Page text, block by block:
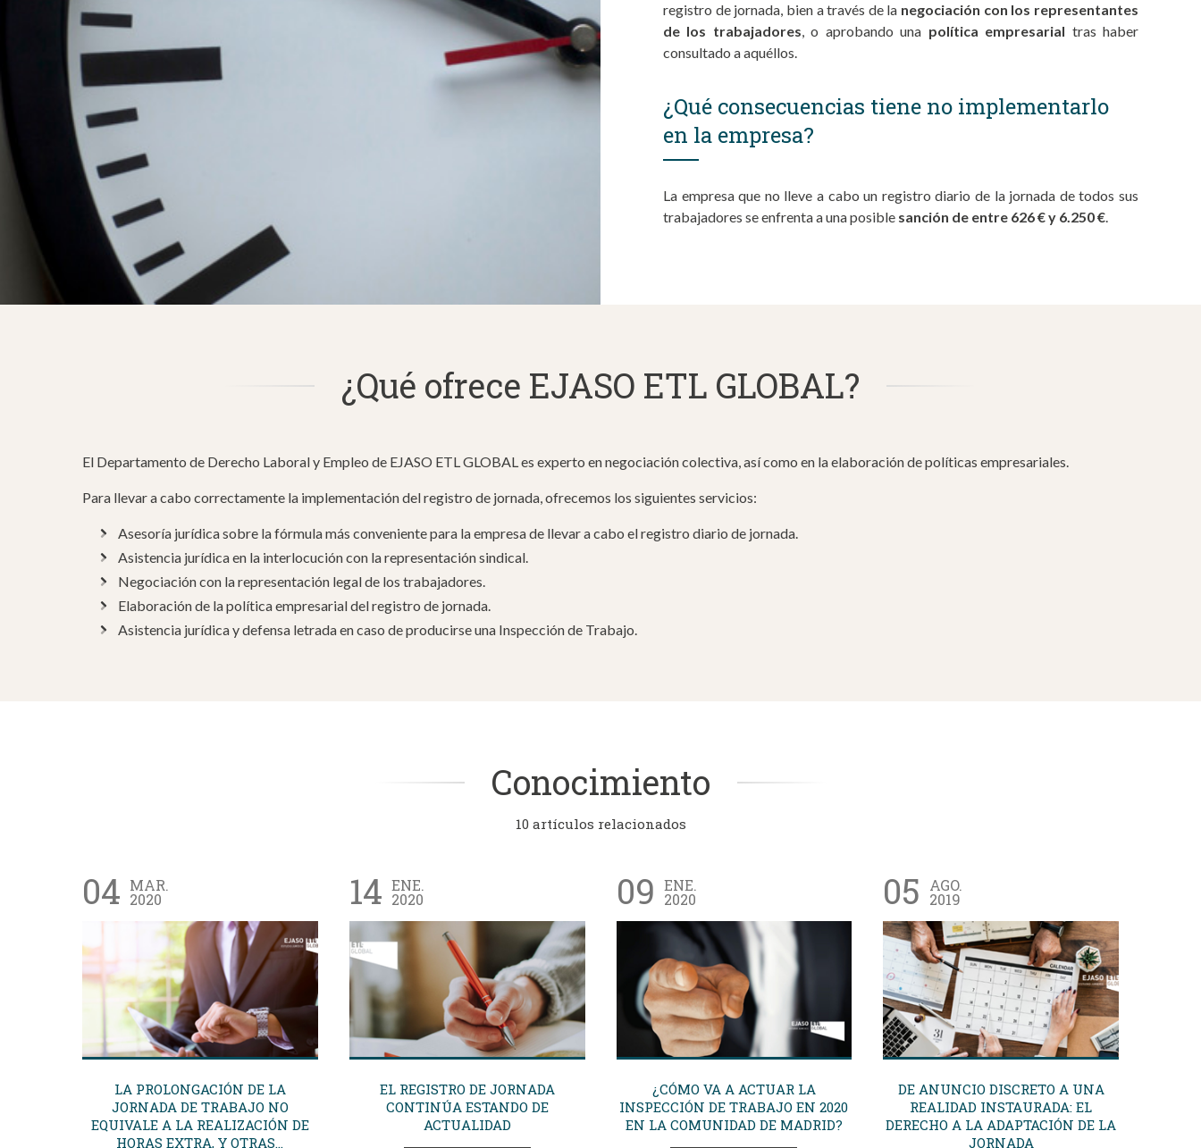
registro de jornada, bien a través de la negociación con los representantes
de los trabajadores, o aprobando una política empresarial tras haber
consultado a aquéllos.
¿Qué consecuencias tiene no implementarlo
en la empresa?
La empresa que no lleve a cabo un registro diario de la jornada de todos sus
trabajadores se enfrenta a una posible sanción de entre 626 € y 6.250 €.
¿Qué ofrece EJASO ETL GLOBAL?
El Departamento de Derecho Laboral y Empleo de EJASO ETL GLOBAL es experto en negociación colectiva, así como en la elaboración de políticas empresariales.
Para llevar a cabo correctamente la implementación del registro de jornada, ofrecemos los siguientes servicios:
Asesoría jurídica sobre la fórmula más conveniente para la empresa de llevar a cabo el registro diario de jornada.
Asistencia jurídica en la interlocución con la representación sindical.
Negociación con la representación legal de los trabajadores.
Elaboración de la política empresarial del registro de jornada.
Asistencia jurídica y defensa letrada en caso de producirse una Inspección de Trabajo.
Conocimiento
10 artículos relacionados
04 MAR.
2020
LA PROLONGACIÓN DE LA
JORNADA DE TRABAJO NO
EQUIVALE A LA REALIZACIÓN DE
HORAS EXTRA, Y OTRAS...
14 ENE.
2020
EL REGISTRO DE JORNADA
CONTINÚA ESTANDO DE
ACTUALIDAD
09 ENE.
2020
¿CÓMO VA A ACTUAR LA
INSPECCIÓN DE TRABAJO EN 2020
EN LA COMUNIDAD DE MADRID?
05 AGO.
2019
DE ANUNCIO DISCRETO A UNA
REALIDAD INSTAURADA: EL
DERECHO A LA ADAPTACIÓN DE LA
JORNADA